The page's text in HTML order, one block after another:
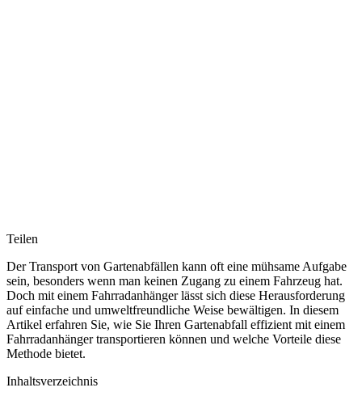
Teilen
Der Transport von Gartenabfällen kann oft eine mühsame Aufgabe
sein, besonders wenn man keinen Zugang zu einem Fahrzeug hat.
Doch mit einem Fahrradanhänger lässt sich diese Herausforderung
auf einfache und umweltfreundliche Weise bewältigen. In diesem
Artikel erfahren Sie, wie Sie Ihren Gartenabfall effizient mit einem
Fahrradanhänger transportieren können und welche Vorteile diese
Methode bietet.
Inhaltsverzeichnis